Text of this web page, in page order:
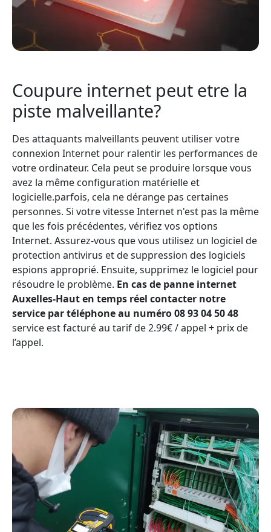
Coupure internet peut etre la
piste malveillante?
Des attaquants malveillants peuvent utiliser votre
connexion Internet pour ralentir les performances de
votre ordinateur. Cela peut se produire lorsque vous
avez la même configuration matérielle et
logicielle.parfois, cela ne dérange pas certaines
personnes. Si votre vitesse Internet n'est pas la même
que les fois précédentes, vérifiez vos options
Internet. Assurez-vous que vous utilisez un logiciel de
protection antivirus et de suppression des logiciels
espions approprié. Ensuite, supprimez le logiciel pour
résoudre le problème. En cas de panne internet
Auxelles-Haut en temps réel contacter notre
service par téléphone au numéro 08 93 04 50 48
service est facturé au tarif de 2.99€ / appel + prix de
l’appel.